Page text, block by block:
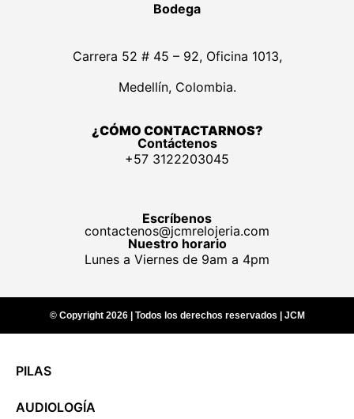
Bodega
Carrera 52 # 45 – 92, Oficina 1013,
Medellín, Colombia.
¿CÓMO CONTACTARNOS?
Contáctenos
+57 3122203045
Escríbenos
contactenos@jcmrelojeria.com
Nuestro horario
Lunes a Viernes de 9am a 4pm
© Copyright 2026 | Todos los derechos reservados | JCM
PILAS
AUDIOLOGÍA